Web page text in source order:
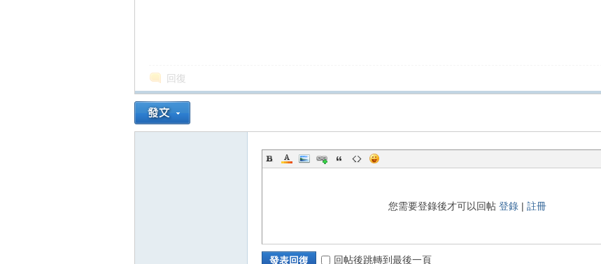
回復
您需要登錄後才可以回帖 登錄| 註冊
發表回復 回帖後跳轉到最後一頁